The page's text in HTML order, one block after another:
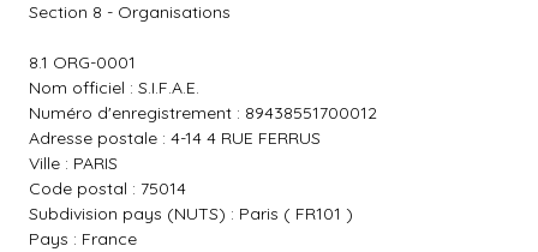
Section 8 - Organisations
8.1 ORG-0001
Nom officiel : S.I.F.A.E.
Numéro d'enregistrement : 89438551700012
Adresse postale : 4-14 4 RUE FERRUS
Ville : PARIS
Code postal : 75014
Subdivision pays (NUTS) : Paris ( FR101 )
Pays : France